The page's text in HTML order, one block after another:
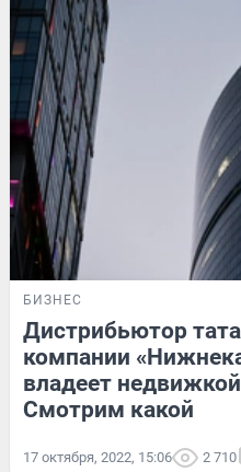
БИЗНЕС
Дистрибьютор
компании
владеет
Смотрим какой
17 октября, 2022, 15:06 2 710